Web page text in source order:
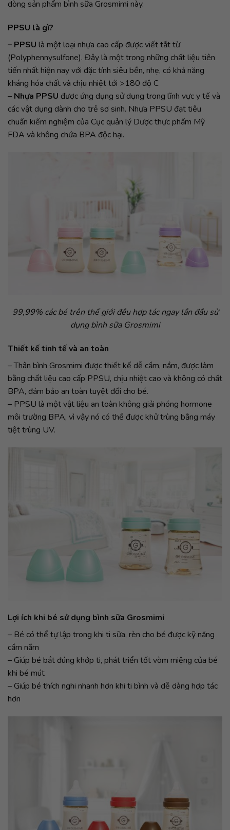
dòng sản phẩm bình sữa Grosmimi này.
PPSU là gì?
– PPSU là một loại nhựa cao cấp được viết tắt từ
(Polyphennysulfone). Đây là một trong những chất liệu tiên
tiến nhất hiện nay với đặc tính siêu bền, nhẹ, có khả năng
kháng hóa chất và chịu nhiệt tới >180 độ C
– Nhựa PPSU được ứng dụng sử dụng trong lĩnh vực y tế và
các vật dụng dành cho trẻ sơ sinh. Nhựa PPSU đạt tiêu
chuẩn kiểm nghiệm của Cục quản lý Dược thực phẩm Mỹ
FDA và không chứa BPA độc hại.
99,99% các bé trên thế giới đều hợp tác ngay lần đầu sử
dụng bình sữa Grosmimi
Thiết kế tinh tế và an toàn
– Thân bình Grosmimi được thiết kế dễ cầm, nắm, được làm
bằng chất liệu cao cấp PPSU, chịu nhiệt cao và không có chất
BPA, đảm bảo an toàn tuyệt đối cho bé.
– PPSU là một vật liệu an toàn không giải phóng hormone
môi trường BPA, vì vậy nó có thể được khử trùng bằng máy
tiệt trùng UV.
Lợi ích khi bé sử dụng bình sữa Grosmimi
– Bé có thể tự lập trong khi ti sữa, rèn cho bé được kỹ năng
cầm nắm
– Giúp bé bắt đúng khớp ti, phát triển tốt vòm miệng của bé
khi bé mút
– Giúp bé thích nghi nhanh hơn khi ti bình và dễ dàng hợp tác
hơn